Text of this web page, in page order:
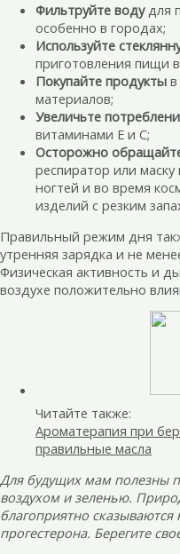
Фильтруйте водудля
особенно в городах;
Используйте
приготовления пищи
Покупайте продукты
материалов;
Увеличьте
витаминами Е и С;
Осторожно
респиратор или
ногтей и во время
изделий с резким
Правильный режим дня
утренняя зарядка и не
Физическая активность и
воздухе положительно
Читайте также:
Ароматерапия при
правильные масла
Для будущих мам полезны
воздухом и зеленью.
благоприятно
прогестерона. Берегите